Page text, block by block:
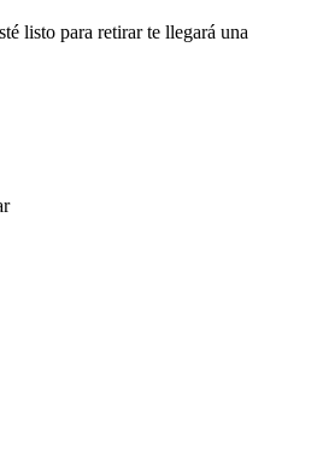
listo para retirar te llegará una